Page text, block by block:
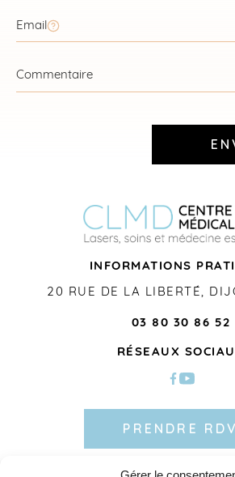
INFORMATIONS
20 RUE DE LA LIBERTÉ,
03 80 30 86 52
RÉSEAUX
PRENDRE RDV